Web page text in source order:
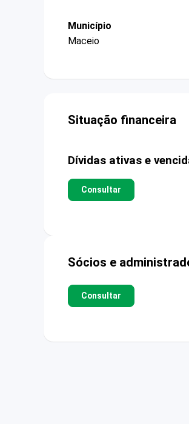
Município
Maceio
Situação financeira
Dívidas ativas e
Consultar
Sócios e
Consultar